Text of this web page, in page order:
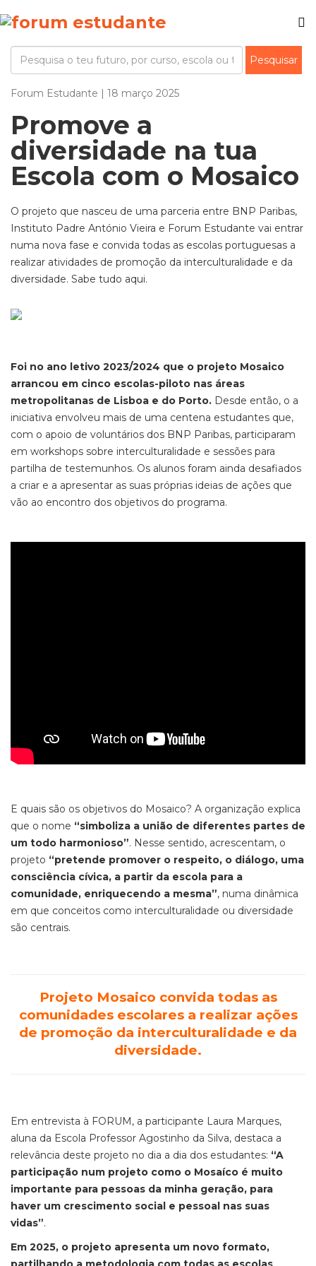
Forum Estudante | 18 março 2025
Promove a
diversidade na tua
Escola com o Mosaico
O projeto que nasceu de uma parceria entre BNP Paribas,
Instituto Padre António Vieira e Forum Estudante vai entrar
numa nova fase e convida todas as escolas portuguesas a
realizar atividades de promoção da interculturalidade e da
diversidade. Sabe tudo aqui.
Foi no ano letivo 2023/2024 que o projeto Mosaico
arrancou em cinco escolas-piloto nas áreas
metropolitanas de Lisboa e do Porto. Desde então, o a
iniciativa envolveu mais de uma centena estudantes que,
com o apoio de voluntários dos BNP Paribas, participaram
em workshops sobre interculturalidade e sessões para
partilha de testemunhos. Os alunos foram ainda desafiados
a criar e a apresentar as suas próprias ideias de ações que
vão ao encontro dos objetivos do programa.
E quais são os objetivos do Mosaico? A organização explica
que o nome “simboliza a união de diferentes partes de
um todo harmonioso”. Nesse sentido, acrescentam, o
projeto “pretende promover o respeito, o diálogo, uma
consciência cívica, a partir da escola para a
comunidade, enriquecendo a mesma”, numa dinâmica
em que conceitos como interculturalidade ou diversidade
são centrais.
Projeto Mosaico convida todas as
comunidades escolares a realizar ações
de promoção da interculturalidade e da
diversidade.
Em entrevista à FORUM, a participante Laura Marques,
aluna da Escola Professor Agostinho da Silva, destaca a
relevância deste projeto no dia a dia dos estudantes: “A
participação num projeto como o Mosaíco é muito
importante para pessoas da minha geração, para
haver um crescimento social e pessoal nas suas
vidas”.
Em 2025, o projeto apresenta um novo formato,